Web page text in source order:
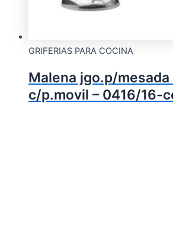
GRIFERIAS PARA COCINA
Malena jgo.p/
c/p.movil – 0416/16-